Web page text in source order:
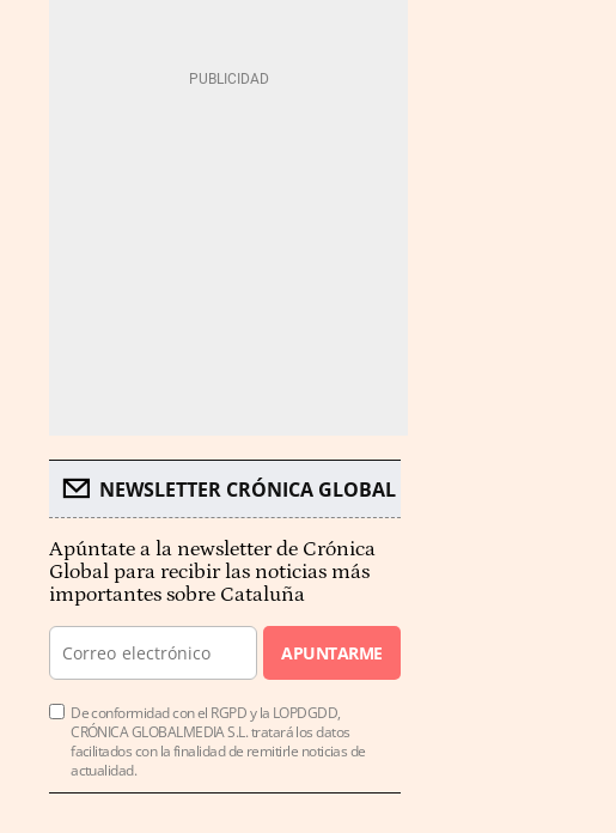
NEWSLETTER CRÓNICA GLOBAL
Apúntate a la newsletter de Crónica
Global para recibir las noticias más
importantes sobre Cataluña
APUNTARME
De conformidad con el RGPD y la LOPDGDD,
CRÓNICA GLOBALMEDIA S.L. tratará los datos
facilitados con la finalidad de remitirle noticias de
actualidad.